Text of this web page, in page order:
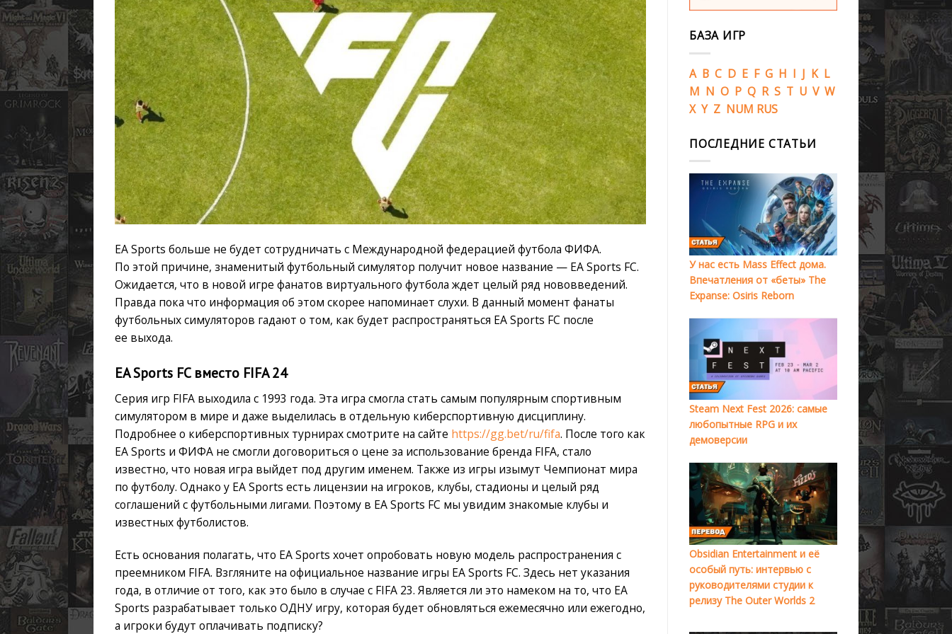
EA Sports больше не будет сотрудничать с Международной федерацией футбола ФИФА.
По этой причине, знаменитый футбольный симулятор получит новое название — EA Sports FC.
Ожидается, что в новой игре фанатов виртуального футбола ждет целый ряд нововведений.
Правда пока что информация об этом скорее напоминает слухи. В данный момент фанаты
футбольных симуляторов гадают о том, как будет распространяться EA Sports FC после
ее выхода.
EA Sports FC вместо FIFA 24
Серия игр FIFA выходила с 1993 года. Эта игра смогла стать самым популярным спортивным
симулятором в мире и даже выделилась в отдельную киберспортивную дисциплину.
Подробнее о киберспортивных турнирах смотрите на сайте https://gg.bet/ru/fifa. После того как
EA Sports и ФИФА не смогли договориться о цене за использование бренда FIFA, стало
известно, что новая игра выйдет под другим именем. Также из игры изымут Чемпионат мира
по футболу. Однако у EA Sports есть лицензии на игроков, клубы, стадионы и целый ряд
соглашений с футбольными лигами. Поэтому в EA Sports FC мы увидим знакомые клубы и
известных футболистов.
Есть основания полагать, что EA Sports хочет опробовать новую модель распространения с
преемником FIFA. Взгляните на официальное название игры EA Sports FC. Здесь нет указания
года, в отличие от того, как это было в случае с FIFA 23. Является ли это намеком на то, что EA
Sports разрабатывает только ОДНУ игру, которая будет обновляться ежемесячно или ежегодно,
а игроки будут оплачивать подписку?
БАЗА ИГР
A B C D E F G H I J K L
M N O P Q R S T U V W
X Y Z NUM RUS
ПОСЛЕДНИЕ СТАТЬИ
У нас есть Mass Effect дома.
Впечатления от «беты» The
Expanse: Osiris Reborn
Steam Next Fest 2026: самые
любопытные RPG и их
демоверсии
Obsidian Entertainment и её
особый путь: интервью с
руководителями студии к
релизу The Outer Worlds 2